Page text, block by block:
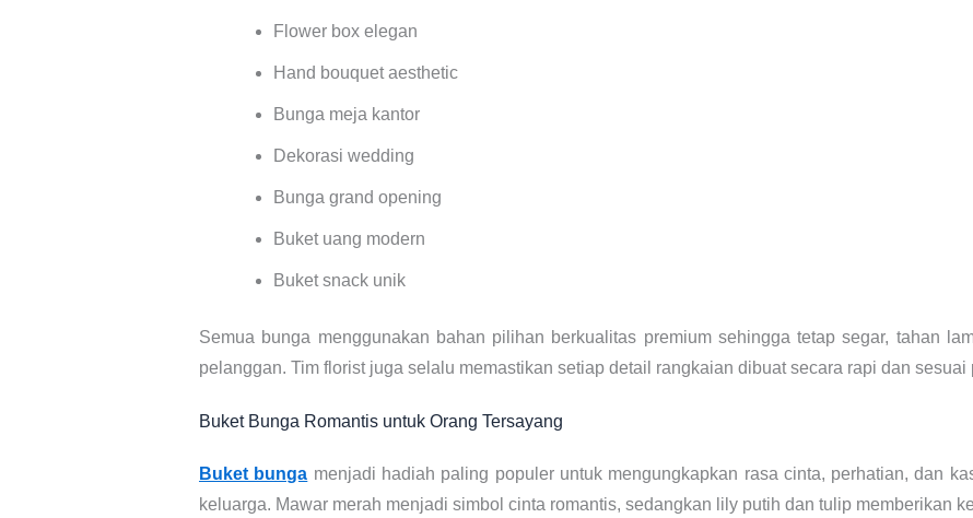
Flower box elegan
Hand bouquet aesthetic
Bunga meja kantor
Dekorasi wedding
Bunga grand opening
Buket uang modern
Buket snack unik
Semua bunga menggunakan bahan pilihan berkualitas premium sehingga tetap segar, tahan
pelanggan. Tim florist juga selalu memastikan setiap detail rangkaian dibuat secara rapi dan
Buket Bunga Romantis untuk Orang Tersayang
Buket bunga menjadi hadiah paling populer untuk mengungkapkan rasa cinta, perhatian, dan
keluarga. Mawar merah menjadi simbol cinta romantis, sedangkan lily putih dan tulip memberikan